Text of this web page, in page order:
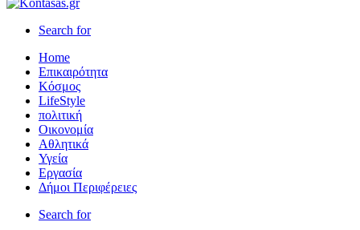
Search for
Home
Επικαιρότητα
Κόσμος
LifeStyle
πολιτική
Οικονομία
Αθλητικά
Υγεία
Εργασία
Δήμοι Περιφέρειες
Search for